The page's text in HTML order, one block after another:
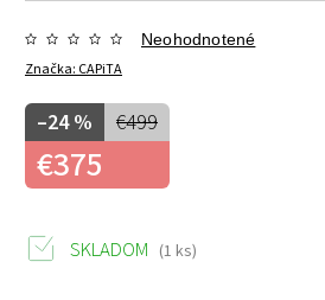
Značka: CAPiTA
Neohodnotené
€499
–24 %
€375
SKLADOM (1 ks)